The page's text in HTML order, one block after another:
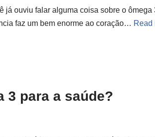
já ouviu falar alguma coisa sobre o
faz um bem enorme ao coração… Read
3 para a saúde?